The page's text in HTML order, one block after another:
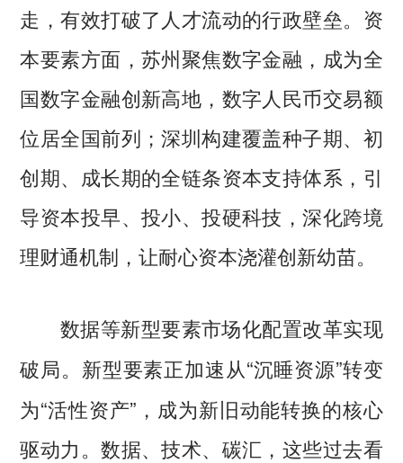
走，有效打破了人才流动的行政壁垒。资
本要素方面，苏州聚焦数字金融，成为全
国数字金融创新高地，数字人民币交易额
位居全国前列；深圳构建覆盖种子期、初
创期、成长期的全链条资本支持体系，引
导资本投早、投小、投硬科技，深化跨境
理财通机制，让耐心资本浇灌创新幼苗。
数据等新型要素市场化配置改革实现
破局。 新型要素正加速从“沉睡资源”转变
为“活性资产”，成为新旧动能转换的核心
驱动力。数据、技术、碳汇，这些过去看